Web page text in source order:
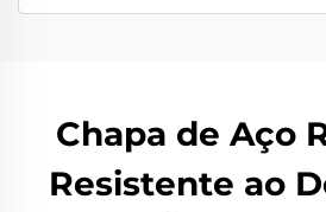
Chapa de Aço
Resistente ao